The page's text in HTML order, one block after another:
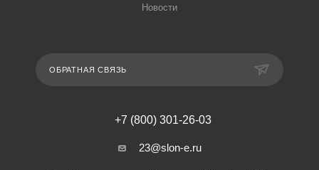
Новости
ОБРАТНАЯ СВЯЗЬ
+7 (800) 301-26-03
23@slon-e.ru